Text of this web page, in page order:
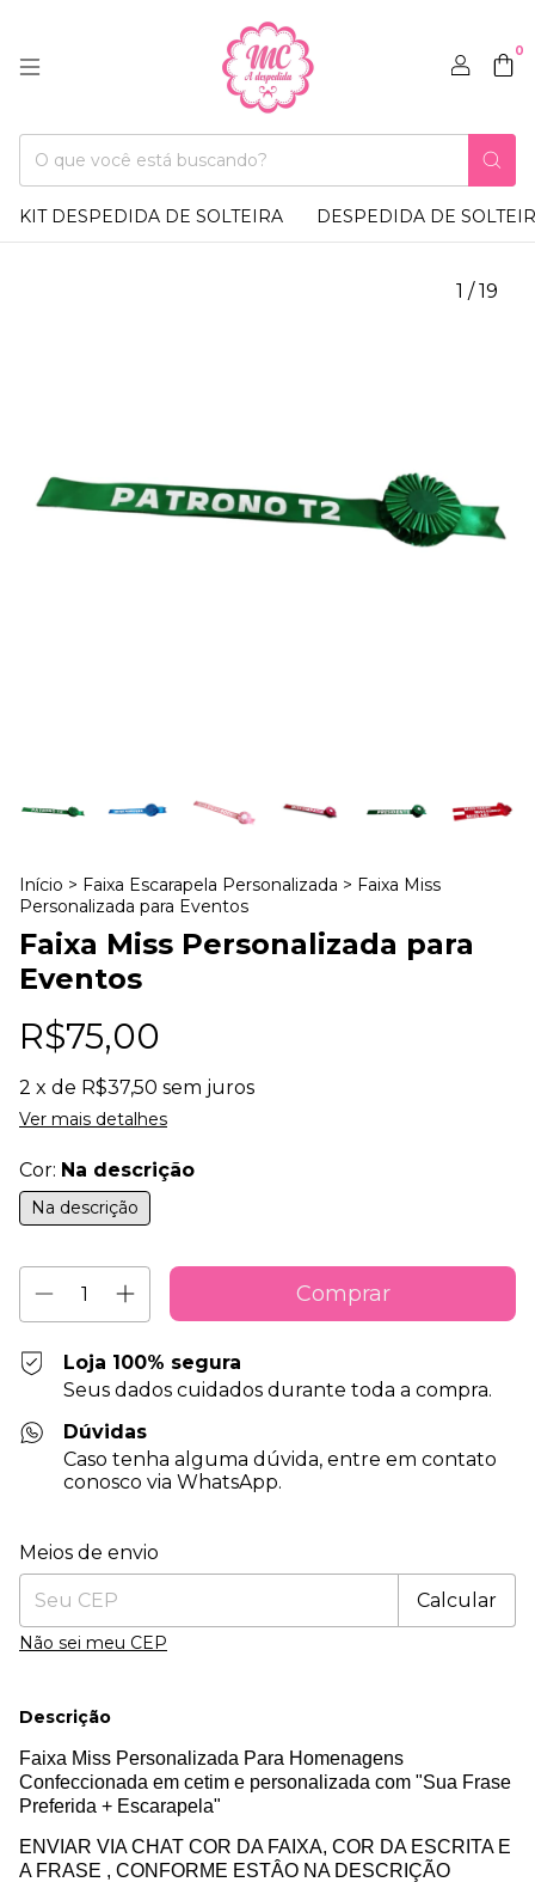
0
KIT DESPEDIDA DE SOLTEIRA DESPEDIDA DE
1 /19
Início > Faixa Escarapela Personalizada > Faixa Miss
Personalizada para Eventos
Faixa Miss Personalizada para
Eventos
R$75,00
2 x de R$37,50 sem juros
Ver mais detalhes
Cor: Na descrição
Na descrição
Loja 100% segura
Seus dados cuidados durante toda a compra.
Dúvidas
Caso tenha alguma dúvida, entre em contato
conosco via WhatsApp.
Entregas para o CEP:
Meios de envio
Calcular
Não sei meu CEP
Descrição
Faixa Miss Personalizada Para Homenagens
Confeccionada em cetim e personalizada com "Sua Frase
Preferida + Escarapela"
ENVIAR VIA CHAT COR DA FAIXA, COR DA ESCRITA E
A FRASE , CONFORME ESTÂO NA DESCRIÇÃO